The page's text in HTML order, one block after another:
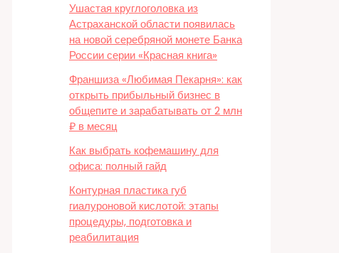
Ушастая круглоголовка из
Астраханской области появилась
на новой серебряной монете Банка
России серии «Красная книга»
Франшиза «Любимая Пекарня»: как
открыть прибыльный бизнес в
общепите и зарабатывать от 2 млн
₽ в месяц
Как выбрать кофемашину для
офиса: полный гайд
Контурная пластика губ
гиалуроновой кислотой: этапы
процедуры, подготовка и
реабилитация